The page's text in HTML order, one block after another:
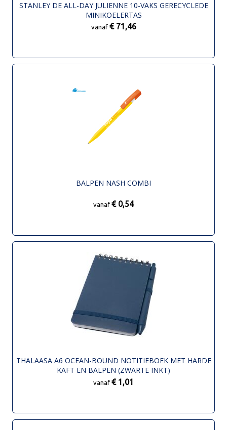
STANLEY DE ALL-DAY JULIENNE 10-VAKS GERECYCLEDE
MINIKOELERTAS
vanaf € 71,46
BALPEN NASH COMBI
vanaf € 0,54
THALAASA A6 OCEAN-BOUND NOTITIEBOEK MET HARDE
KAFT EN BALPEN (ZWARTE INKT)
vanaf € 1,01